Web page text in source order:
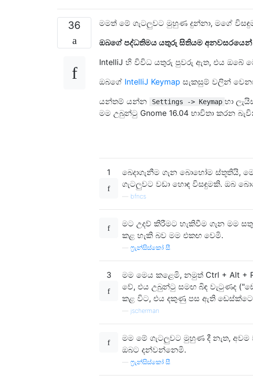
36
මමත් මේ ගැටලුවට මුහුණ දුන්නා, මගේ
ඔබගේ පද්ධතිමය යතුරු සිතියම
IntelliJ හි විවිධ යතුරු පුවරු ඇත, එය ඔබේ
ඔබගේ IntelliJ Keymap සැකසුම් වලින්
යන්තම් යන්න
Settings -> Keymap හා
මම උබුන්ටු Gnome 16.04 භාවිතා කරන
1
බෙදාගැනීම ගැන බොහෝම ස්තූතියි,
ගැටලුවට වඩා හොඳ විසඳුමකි. ඔබ
bfncs
මට උදව් කිරීමට හැකිවීම ගැන මම
කළ හැකි බව මම එකඟ වෙමි.
ෆ්‍රැන්සිස්කෝ සී.
3
මම මෙය කළෙමි, නමුත් Ctrl + Alt +
වේ, එය උබුන්ටු සමඟ බිඳ වැටුණද
කළ විට, එය දකුණු පස ඇති
jscherman
මම මේ ගැටලුවට මුහුණ දී නැත,
ඔබට දන්වන්නෙමි.
ෆ්‍රැන්සිස්කෝ සී.